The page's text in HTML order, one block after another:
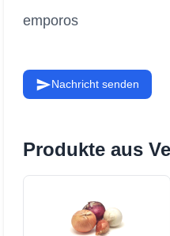
emporos
Nachricht senden
Produkte aus